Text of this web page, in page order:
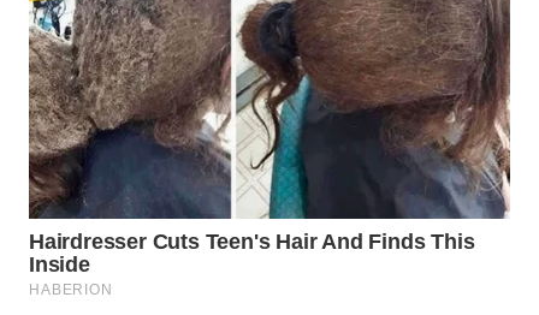
NEWS
WAHANA
TANI
WAHANA
ADVOKAT
WAHANA
INFRASTRUKTUR